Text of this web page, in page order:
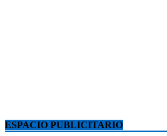
ESPACIO PUBLICITARIO